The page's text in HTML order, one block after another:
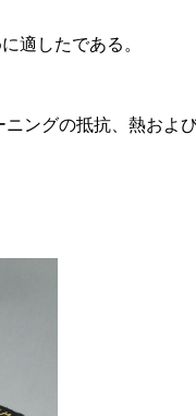
適したである。
ングの抵抗、熱およ